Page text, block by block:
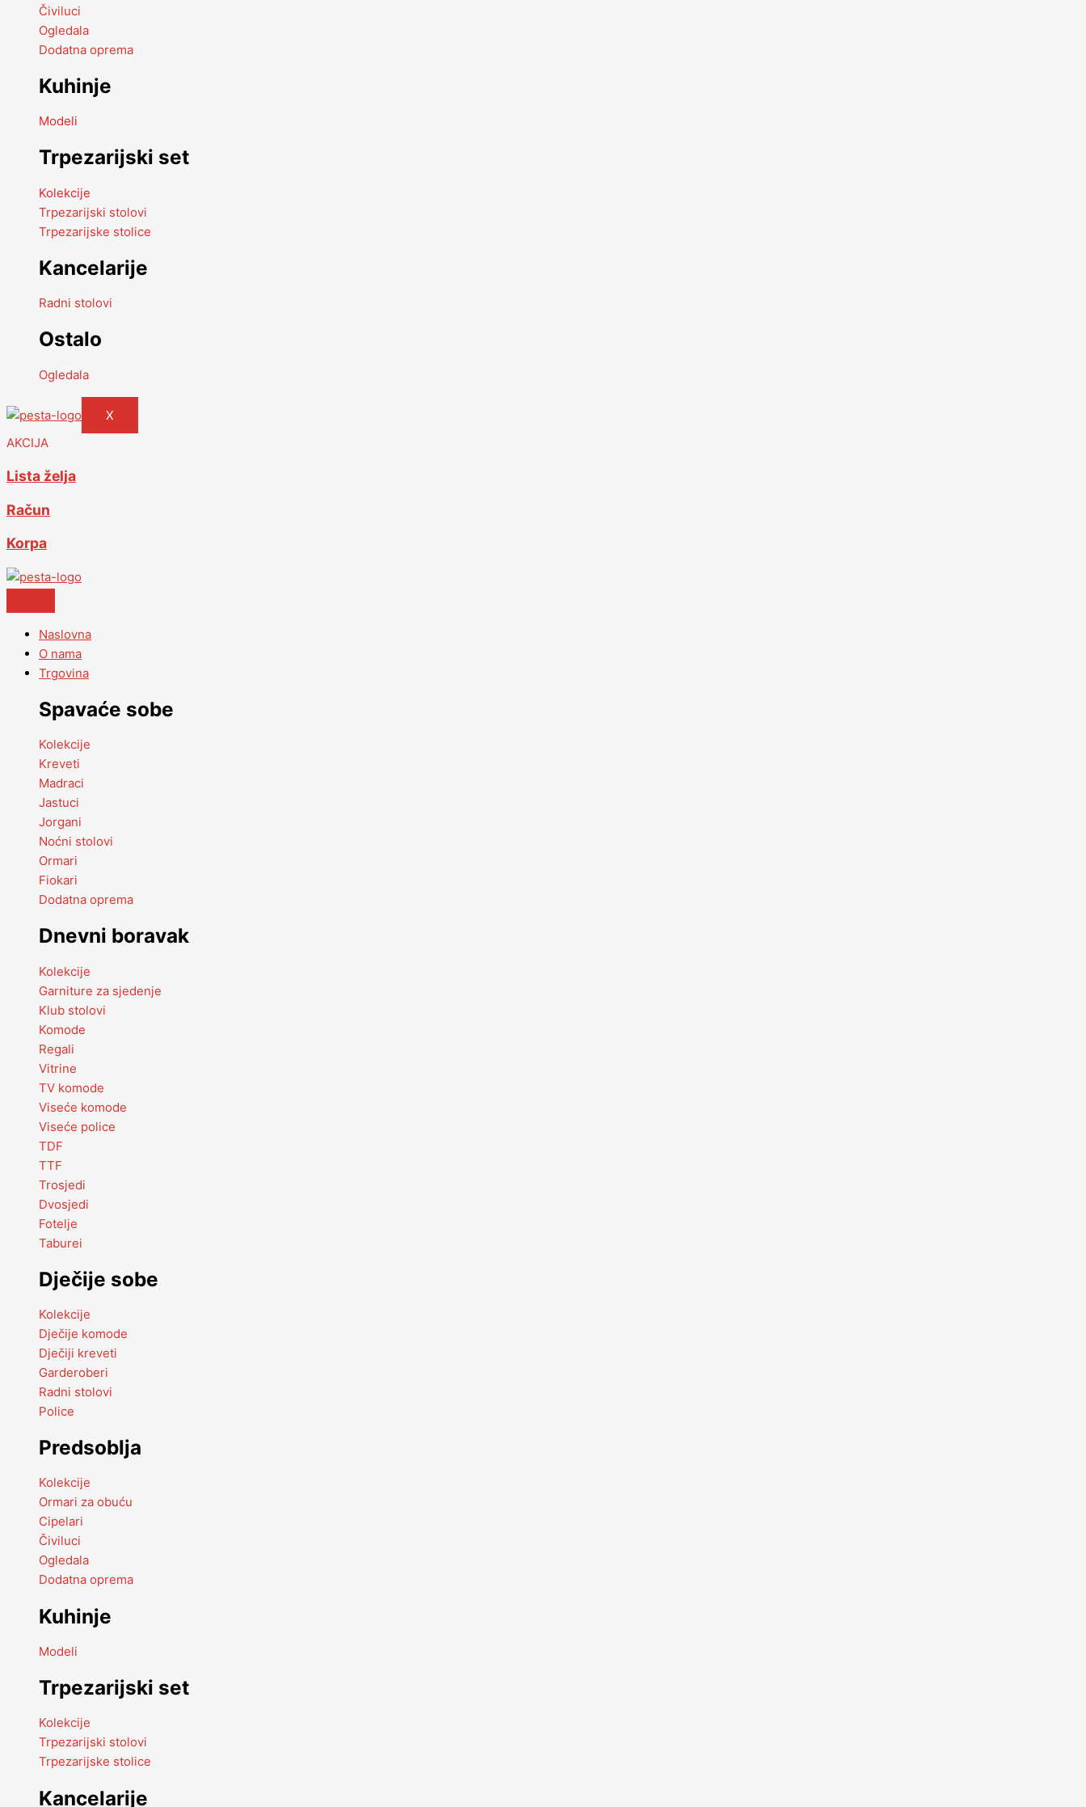
Čiviluci
Ogledala
Dodatna oprema
Kuhinje
Modeli
Trpezarijski set
Kolekcije
Trpezarijski stolovi
Trpezarijske stolice
Kancelarije
Radni stolovi
Ostalo
Ogledala
X
AKCIJA
Lista želja
Račun
Korpa
Naslovna
O nama
Trgovina
Spavaće sobe
Kolekcije
Kreveti
Madraci
Jastuci
Jorgani
Noćni stolovi
Ormari
Fiokari
Dodatna oprema
Dnevni boravak
Kolekcije
Garniture za sjedenje
Klub stolovi
Komode
Regali
Vitrine
TV komode
Viseće komode
Viseće police
TDF
TTF
Trosjedi
Dvosjedi
Fotelje
Taburei
Dječije sobe
Kolekcije
Dječije komode
Dječiji kreveti
Garderoberi
Radni stolovi
Police
Predsoblja
Kolekcije
Ormari za obuću
Cipelari
Čiviluci
Ogledala
Dodatna oprema
Kuhinje
Modeli
Trpezarijski set
Kolekcije
Trpezarijski stolovi
Trpezarijske stolice
Kancelarije